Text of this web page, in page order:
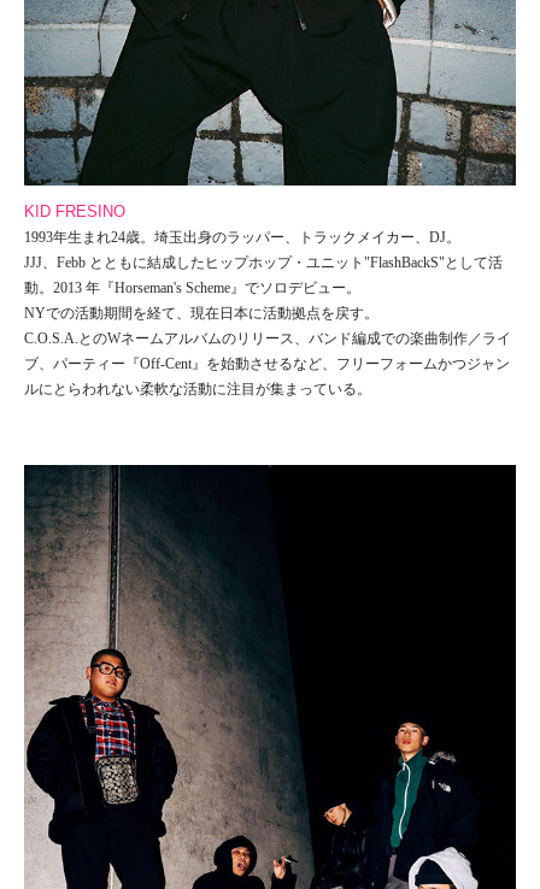
KID FRESINO
1993年生まれ24歳。埼玉出身のラッパー、トラックメイカー、DJ。
JJJ、Febb とともに結成したヒップホップ・ユニット"FlashBackS"として活
動。2013 年『Horseman's Scheme』でソロデビュー。
NYでの活動期間を経て、現在日本に活動拠点を戻す。
C.O.S.A.とのWネームアルバムのリリース、バンド編成での楽曲制作／ライ
ブ、パーティー『Off-Cent』を始動させるなど、フリーフォームかつジャン
ルにとらわれない柔軟な活動に注目が集まっている。